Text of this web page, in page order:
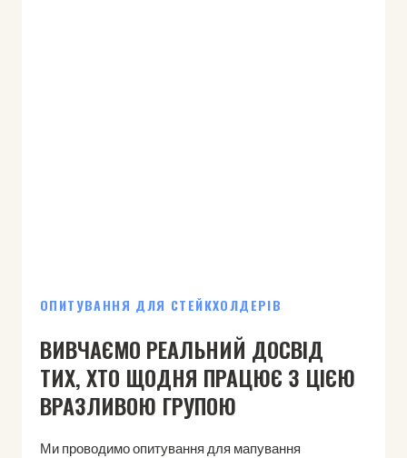
ОПИТУВАННЯ ДЛЯ СТЕЙКХОЛДЕРІВ
ВИВЧАЄМО РЕАЛЬНИЙ ДОСВІД
ТИХ, ХТО ЩОДНЯ ПРАЦЮЄ З ЦІЄЮ
ВРАЗЛИВОЮ ГРУПОЮ
Ми проводимо опитування для мапування